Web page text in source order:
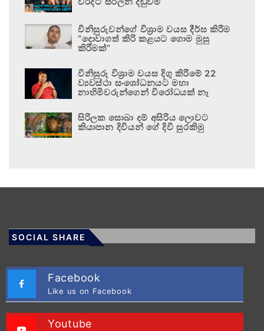
විනිසුරුවන්ගේ විශ්‍රාම වයස දීර්ඝ කිරීම
“දොවාගත් කිරි කළයට ගොම මුසු
කිරීමක්”
විනිසුරු විශ්‍රාම වයස දිගු කිරීමේ 22
ව්‍යවස්ථා සංශෝධනයට මහා
නාහිමිවරුන්ගෙන් විරෝධයක් නෑ
සිරිලක සොබා දම් අසිරිය ලොවට
කියාපාන දිවියන් ගේ දිවි සුරකිමු
SOCIAL SHARE
Facebook
Like us on Facebook
Youtube